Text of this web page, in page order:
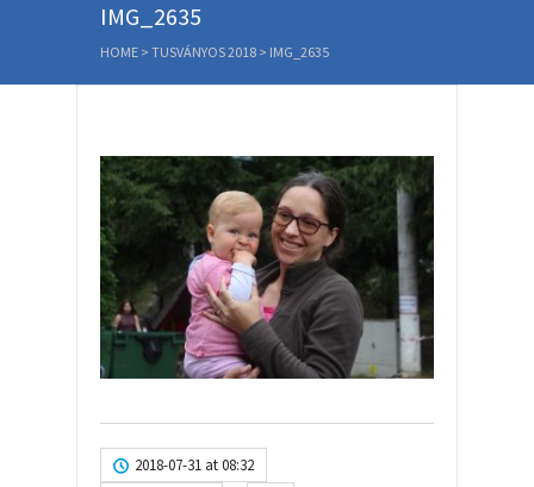
IMG_2635
HOME > TUSVÁNYOS 2018 > IMG_2635
2018-07-31 at 08:32